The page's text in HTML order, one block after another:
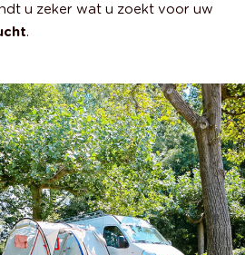
u zeker wat u zoekt voor uw
.